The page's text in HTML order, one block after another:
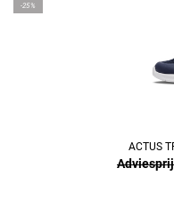
-25%
ACTUS